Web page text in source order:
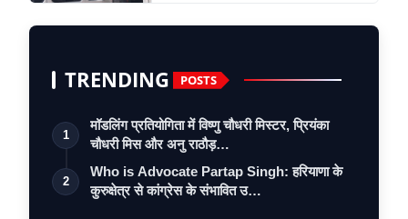
TRENDING POSTS
1
मॉडलिंग प्रतियोगिता में विष्णु चौधरी मिस्टर, प्रियंका
चौधरी मिस और अनु राठौड़…
2
Who is Advocate Partap Singh: हरियाणा के
कुरुक्षेत्र से कांग्रेस के संभावित उ…